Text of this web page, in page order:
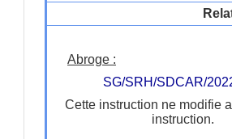
Abroge :
SG/SRH/SDCAR/
Cette instruction ne modifie
instruction.